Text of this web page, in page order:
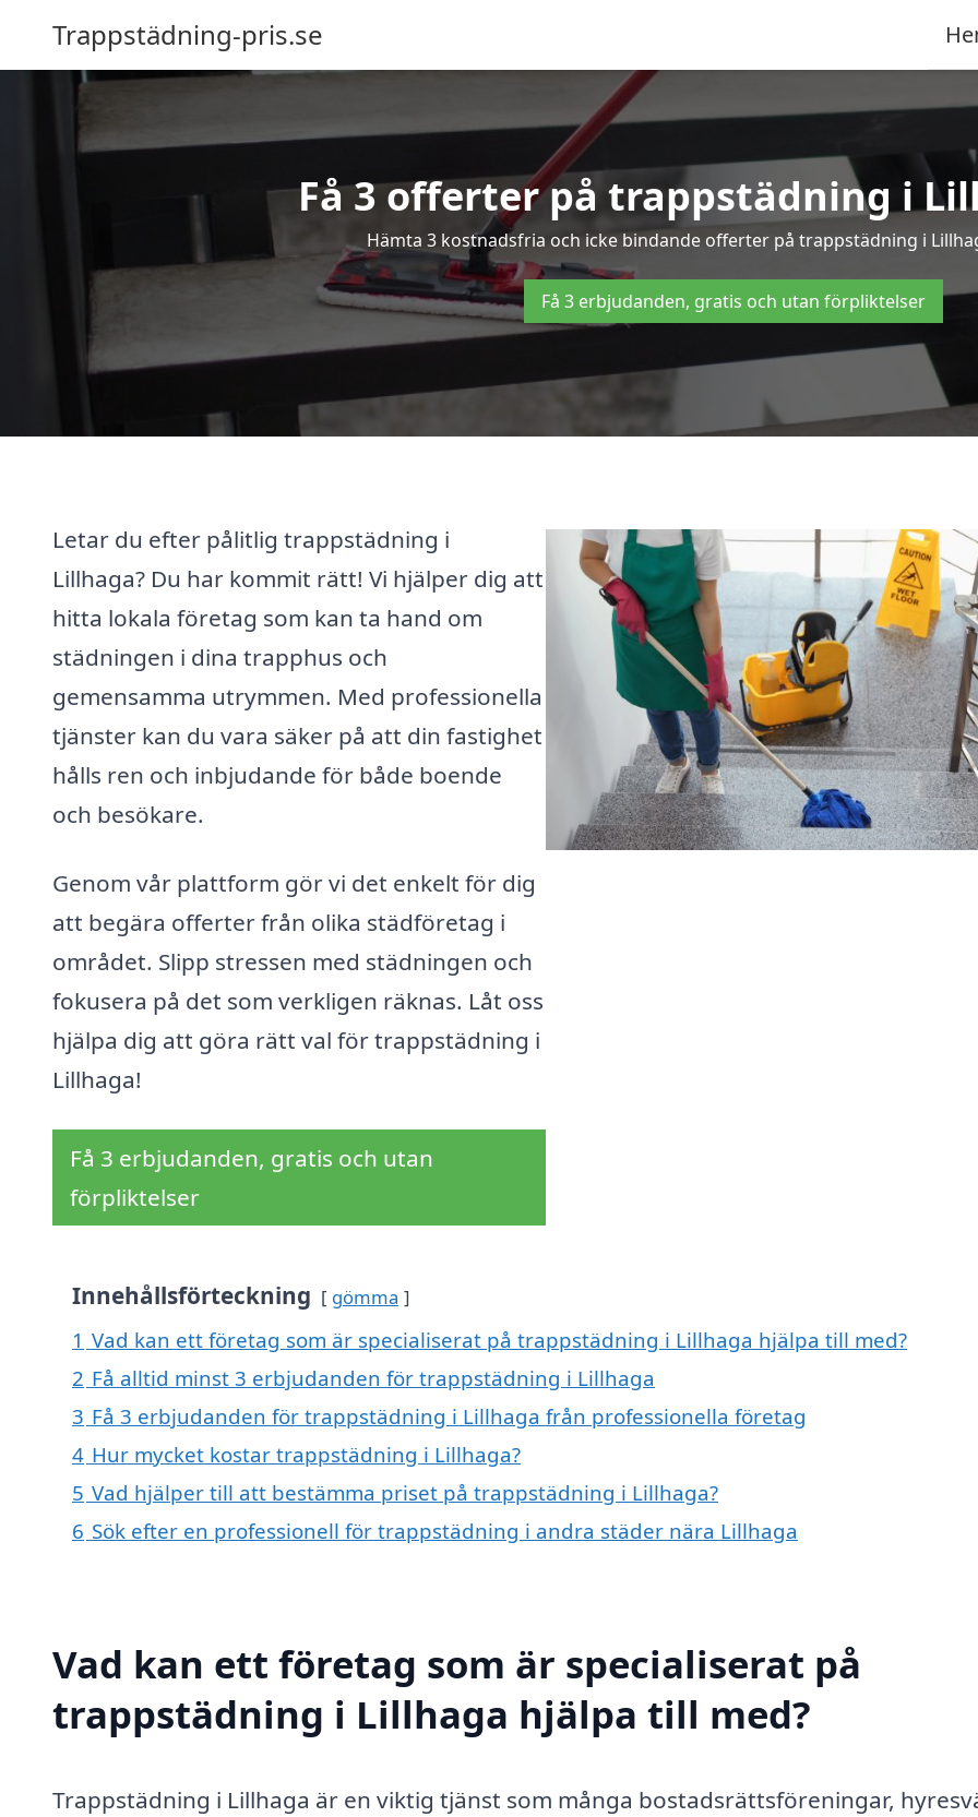
Trappstädning-pris.se
Få 3 offerter på trappstädning i
Hämta 3 kostnadsfria och icke bindande offerter på trappstädning i
Få 3 erbjudanden, gratis och utan förpliktelser
Letar du efter pålitlig trappstädning i
Lillhaga? Du har kommit rätt! Vi hjälper dig att
hitta lokala företag som kan ta hand om
städningen i dina trapphus och
gemensamma utrymmen. Med professionella
tjänster kan du vara säker på att din fastighet
hålls ren och inbjudande för både boende
och besökare.
Genom vår plattform gör vi det enkelt för dig
att begära offerter från olika städföretag i
området. Slipp stressen med städningen och
fokusera på det som verkligen räknas. Låt oss
hjälpa dig att göra rätt val för trappstädning i
Lillhaga!
Få 3 erbjudanden, gratis och utan
förpliktelser
Innehållsförteckning gömma
1 Vad kan ett företag som är specialiserat på trappstädning i Lillhaga hjälpa till med?
2 Få alltid minst 3 erbjudanden för trappstädning i Lillhaga
3 Få 3 erbjudanden för trappstädning i Lillhaga från professionella företag
4 Hur mycket kostar trappstädning i Lillhaga?
5 Vad hjälper till att bestämma priset på trappstädning i Lillhaga?
6 Sök efter en professionell för trappstädning i andra städer nära Lillhaga
Vad kan ett företag som är specialiserat på
trappstädning i Lillhaga hjälpa till med?
Trappstädning i Lillhaga är en viktig tjänst som många bostadsrättsföreningar,